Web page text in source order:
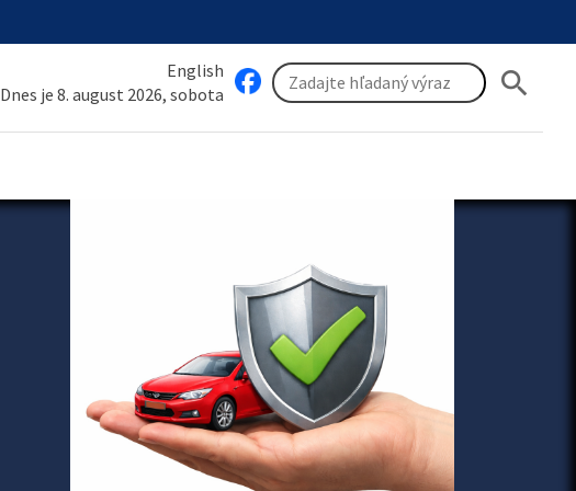
English
Dnes je 8. august 2026, sobota
search